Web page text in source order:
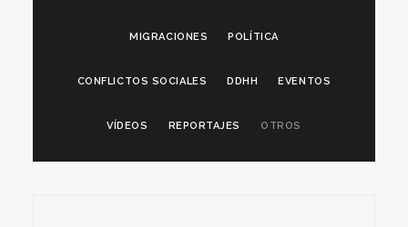
MIGRACIONES POLÍTICA
CONFLICTOS SOCIALES DDHH EVENTOS
VÍDEOS REPORTAJES OTROS